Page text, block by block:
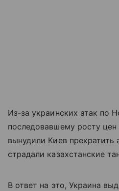
Из-за украинских атак по
последовавшему росту
вынудили Киев прекратить
страдали казахстанские
В ответ на это, Украина